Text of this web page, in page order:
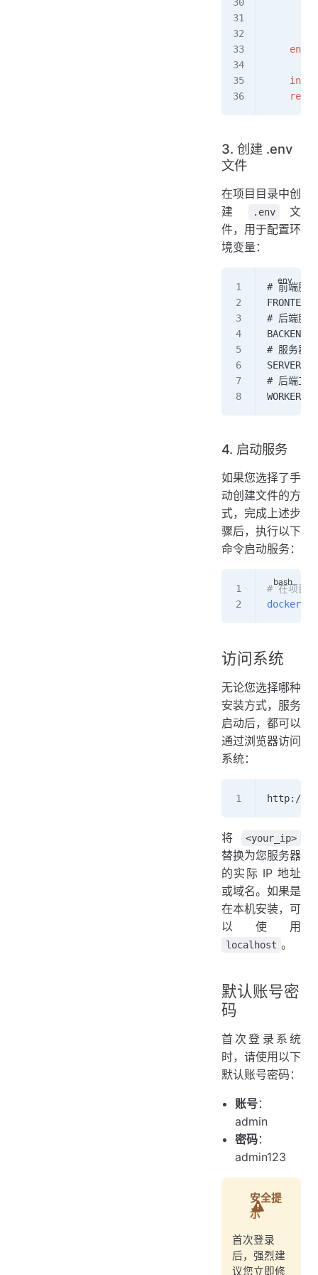
    init
3. 创建 .env
文件
在项目目录中创
建
.env
文
件，用于配置环
境变量：
# 前端服
# 后端服
# 服务器
# 后端工
WORKERS=1
4. 启动服务
如果您选择了手
动创建文件的方
式，完成上述步
骤后，执行以下
命令启动服务：
# 在项目
docker-
访问系统
无论您选择哪种
安装方式，服务
启动后，都可以
通过浏览器访问
系统：
http://
将 <your_ip>
替换为您服务器
的实际 IP 地址
或域名。如果是
在本机安装，可
以使用
localhost 。
默认账号密
码
首次登录系统
时，请使用以下
默认账号密码：
账号：
admin
密码：
admin123
安全提
示
首次登录
后，强烈建
议您立即修